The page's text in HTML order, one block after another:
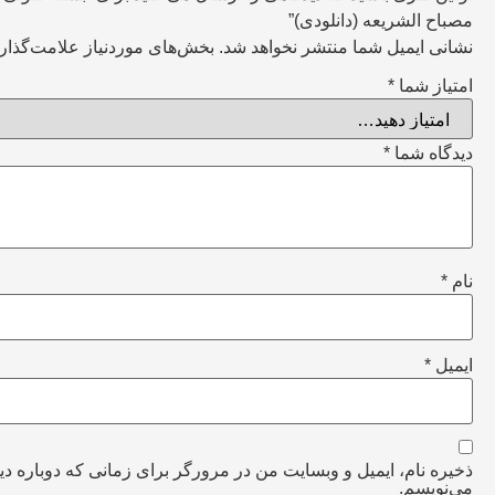
مصباح الشریعه (دانلودی)”
نشانی ایمیل شما منتشر نخواهد شد. بخش‌های موردنیاز
امتیاز شما *
دیدگاه شما *
نام *
ایمیل *
ذخیره نام، ایمیل و وبسایت من در مرورگر برای زمانی که دوباره
می‌نویسم.